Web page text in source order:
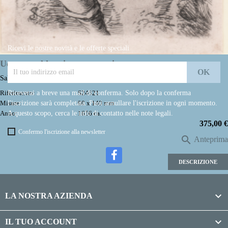
Uomo e soldato in conversazione
Salvator ROSA
Riferimento:
S24621
Misure:
90 x 140 mm
Anno:
1656 ca.
Prezzo
375,00 €
 Anteprima
DESCRIZIONE
Torna all'inizio
Ricevi le nostre novità e le offerte speciali
Riceverai a breve una mail di conferma. Solo dopo la conferma
l'iscrizione sarà completata. Puoi annullare l'iscrizione in ogni momento.
A questo scopo, cerca le info di contatto nelle note legali.
Confermo l'iscrizione alla newsletter
LA NOSTRA AZIENDA 
IL TUO ACCOUNT 